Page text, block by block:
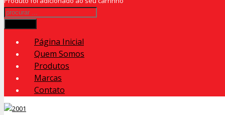
Página Inicial
Quem Somos
Produtos
Marcas
Contato